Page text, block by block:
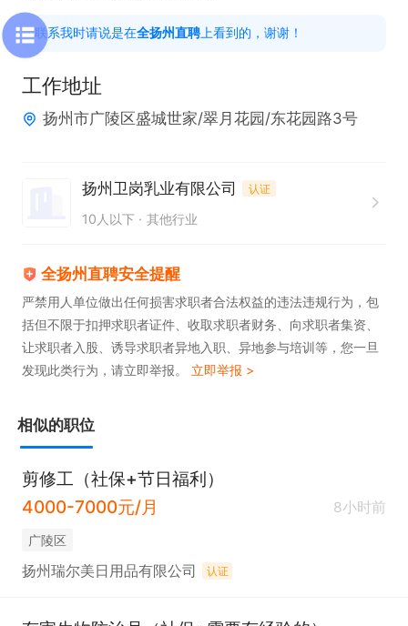
联系我时请说是在全扬州直聘 上看到的，谢谢！
工作地址
扬州市广陵区盛城世家/翠月花园/东花园路3号
扬州卫岗乳业有限公司 认证
10人以下 其他行业
全扬州直聘安全提醒
严禁用人单位做出任何损害求职者合法权益的违法违规行为，包
括但不限于扣押求职者证件、收取求职者财务、向求职者集资、
让求职者入股、诱导求职者异地入职、异地参与培训等，您一旦
发现此类行为，请立即举报。 立即举报 >
相似的职位
剪修工（社保+节日福利）
4000-7000元/月
8小时前
广陵区
扬州瑞尔美日用品有限公司 认证